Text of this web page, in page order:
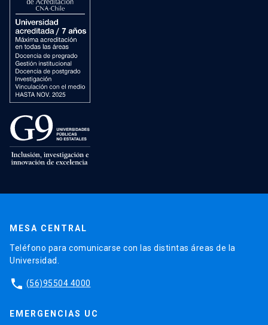
MESA CENTRAL
Teléfono para comunicarse con las distintas áreas de la
Universidad.
phone (56)95504 4000
EMERGENCIAS UC